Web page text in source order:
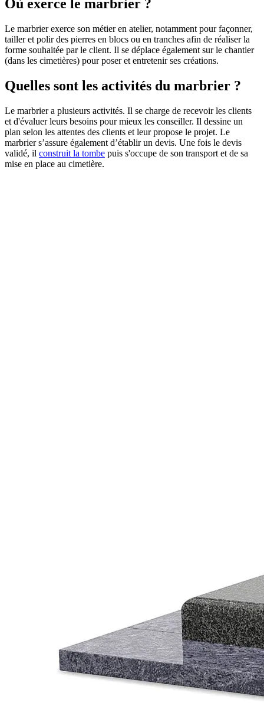
Où exerce le marbrier ?
Le marbrier exerce son métier en atelier, notamment pour façonner,
tailler et polir des pierres en blocs ou en tranches afin de réaliser la
forme souhaitée par le client. Il se déplace également sur le chantier
(dans les cimetières) pour poser et entretenir ses créations.
Quelles sont les activités du marbrier ?
Le marbrier a plusieurs activités. Il se charge de recevoir les clients
et d'évaluer leurs besoins pour mieux les conseiller. Il dessine un
plan selon les attentes des clients et leur propose le projet. Le
marbrier s’assure également d’établir un devis. Une fois le devis
validé, il construit la tombe puis s'occupe de son transport et de sa
mise en place au cimetière.